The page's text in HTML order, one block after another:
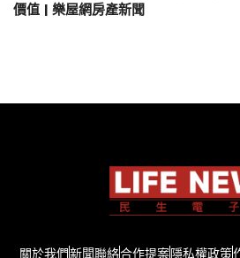
價值 | 樂屋網房產新聞
關於我們新聞聯絡合作提案隱私權政策